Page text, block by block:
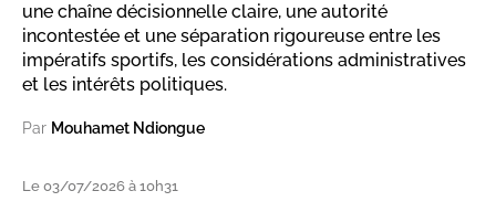
une chaîne décisionnelle claire, une autorité
incontestée et une séparation rigoureuse entre les
impératifs sportifs, les considérations administratives
et les intérêts politiques.
Par Mouhamet Ndiongue
Le 03/07/2026 à 10h31